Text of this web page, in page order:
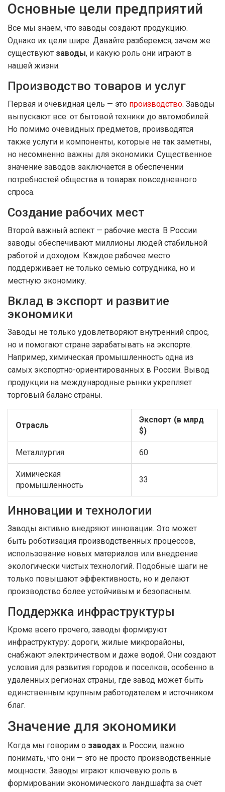
Основные цели предприятий
Все мы знаем, что заводы создают продукцию.
Однако их цели шире. Давайте разберемся, зачем же
существуют заводы, и какую роль они играют в
нашей жизни.
Производство товаров и услуг
Первая и очевидная цель — это производство. Заводы
выпускают все: от бытовой техники до автомобилей.
Но помимо очевидных предметов, производятся
также услуги и компоненты, которые не так заметны,
но несомненно важны для экономики. Существенное
значение заводов заключается в обеспечении
потребностей общества в товарах повседневного
спроса.
Создание рабочих мест
Второй важный аспект — рабочие места. В России
заводы обеспечивают миллионы людей стабильной
работой и доходом. Каждое рабочее место
поддерживает не только семью сотрудника, но и
местную экономику.
Вклад в экспорт и развитие
экономики
Заводы не только удовлетворяют внутренний спрос,
но и помогают стране зарабатывать на экспорте.
Например, химическая промышленность одна из
самых экспортно-ориентированных в России. Вывод
продукции на международные рынки укрепляет
торговый баланс страны.
Отрасль
Экспорт (в млрд
$)
Металлургия 60
Химическая
промышленность
33
Инновации и технологии
Заводы активно внедряют инновации. Это может
быть роботизация производственных процессов,
использование новых материалов или внедрение
экологически чистых технологий. Подобные шаги не
только повышают эффективность, но и делают
производство более устойчивым и безопасным.
Поддержка инфраструктуры
Кроме всего прочего, заводы формируют
инфраструктуру: дороги, жилые микрорайоны,
снабжают электричеством и даже водой. Они создают
условия для развития городов и поселков, особенно в
удаленных регионах страны, где завод может быть
единственным крупным работодателем и источником
благ.
Значение для экономики
Когда мы говорим о заводах в России, важно
понимать, что они — это не просто производственные
мощности. Заводы играют ключевую роль в
формировании экономического ландшафта за счёт